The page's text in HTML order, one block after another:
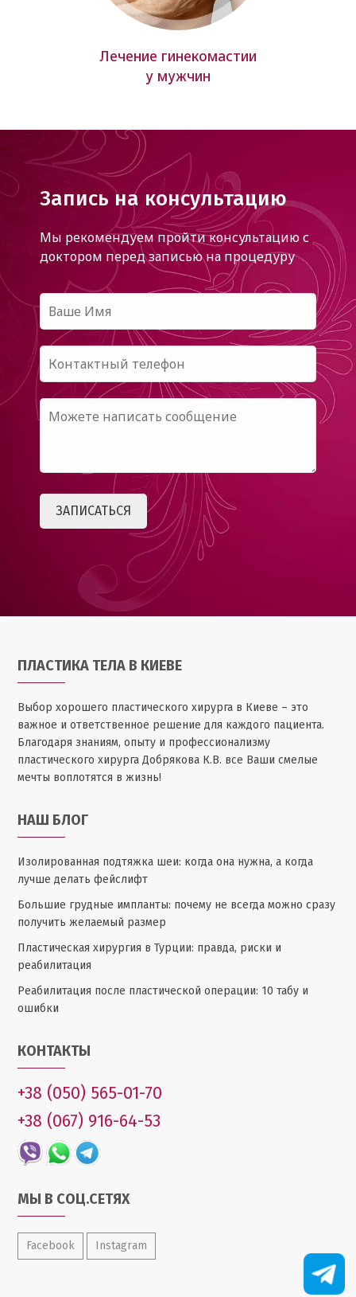
Лечение гинекомастии
у мужчин
Запись на консультацию
Мы рекомендуем пройти консультацию с
доктором перед записью на процедуру
ПЛАСТИКА ТЕЛА В КИЕВЕ
Выбор хорошего пластического хирурга в Киеве – это
важное и ответственное решение для каждого пациента.
Благодаря знаниям, опыту и профессионализму
пластического хирурга Добрякова К.В. все Ваши смелые
мечты воплотятся в жизнь!
НАШ БЛОГ
Изолированная подтяжка шеи: когда она нужна, а когда
лучше делать фейслифт
Большие грудные импланты: почему не всегда можно сразу
получить желаемый размер
Пластическая хирургия в Турции: правда, риски и
реабилитация
Реабилитация после пластической операции: 10 табу и
ошибки
КОНТАКТЫ
+38 (050) 565-01-70
+38 (067) 916-64-53
МЫ В СОЦ.СЕТЯХ
Facebook Instagram